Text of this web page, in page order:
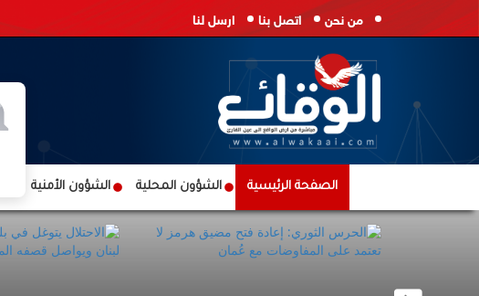
من نحن اتصل بنا ارسل لنا
الصفحة الرئيسية الشؤون المحلية الشؤون الأمنية